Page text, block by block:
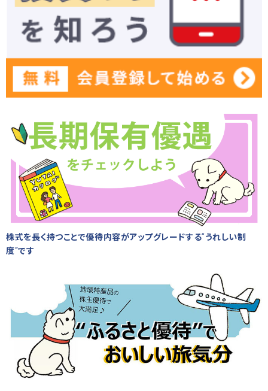
株式を長く持つことで優待内容がアップグレードする“うれしい制
度”です